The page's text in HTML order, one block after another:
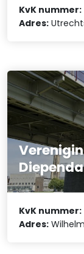
KvK nummer:
Adres:
KvK nummer:
Adres: